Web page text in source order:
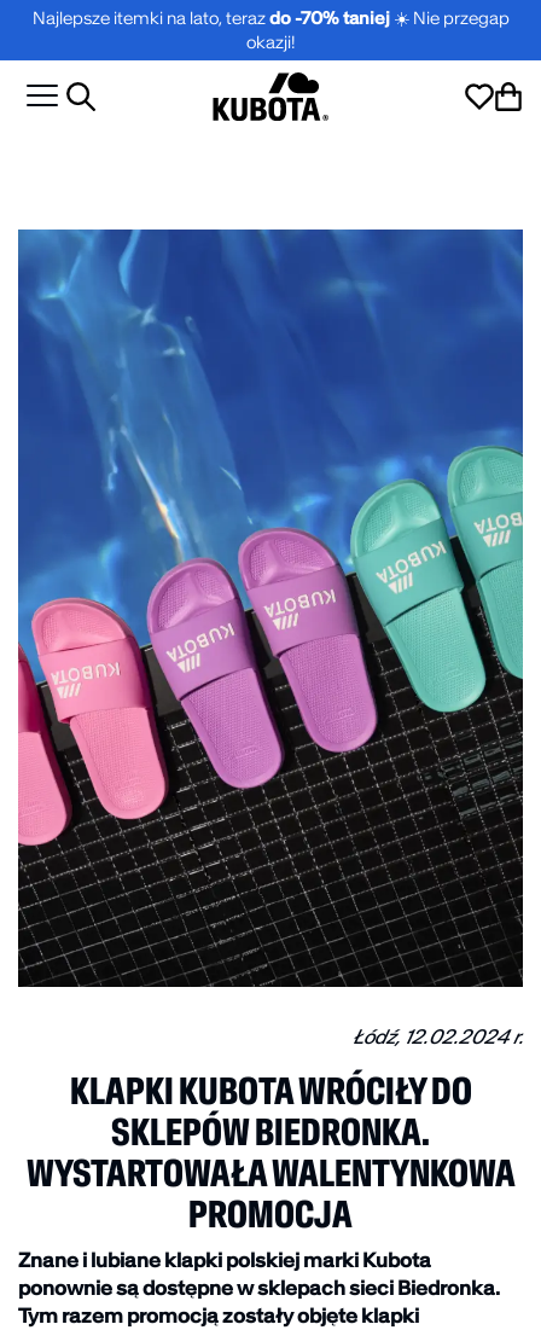
Najlepsze itemki na lato, terazdo -70% taniej☀️ Nie przegap
okazji!
Łódź, 12.02.2024 r.
KLAPKI KUBOTA WRÓCIŁY DO
SKLEPÓW BIEDRONKA.
WYSTARTOWAŁA WALENTYNKOWA
PROMOCJA
Znane i lubiane klapki polskiej marki Kubota
ponownie są dostępne w sklepach sieci Biedronka.
Tym razem promocją zostały objęte klapki